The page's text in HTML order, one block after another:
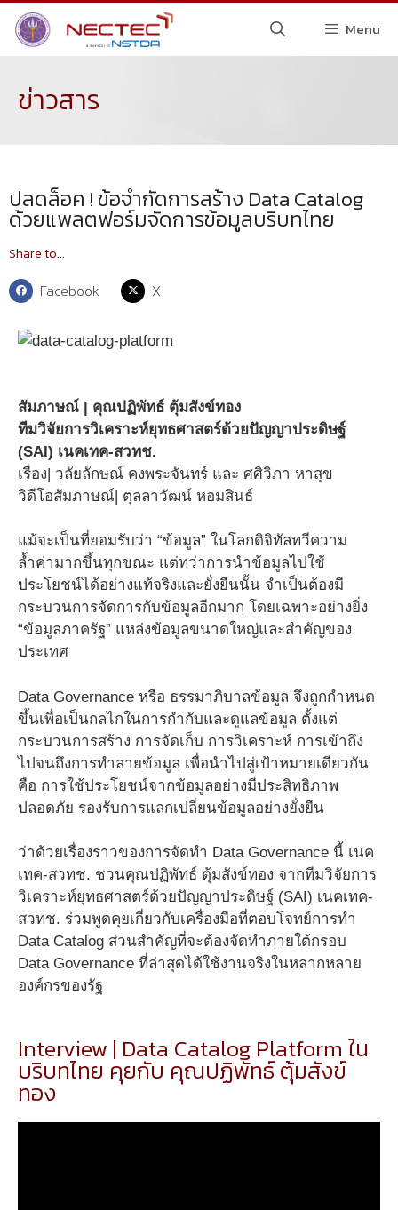
Menu
ข่าวสาร
ปลดล็อค ! ข้อจำกัดการสร้าง Data Catalog
ด้วยแพลตฟอร์มจัดการข้อมูลบริบทไทย
Share to...
Facebook X
สัมภาษณ์ | คุณปฏิพัทธ์ ตุ้มสังข์ทอง
ทีมวิจัยการวิเคราะห์ยุทธศาสตร์ด้วยปัญญาประดิษฐ์
(SAI) เนคเทค-สวทช.
เรื่อง| วลัยลักษณ์ คงพระจันทร์ และ ศศิวิภา หาสุข
วิดีโอสัมภาษณ์| ตุลลาวัฒน์ หอมสินธ์
แม้จะเป็นที่ยอมรับว่า “ข้อมูล” ในโลกดิจิทัลทวีความ
ล้ำค่ามากขึ้นทุกขณะ แต่ทว่าการนำข้อมูลไปใช้
ประโยชน์ได้อย่างแท้จริงและยั่งยืนนั้น จำเป็นต้องมี
กระบวนการจัดการกับข้อมูลอีกมาก โดยเฉพาะอย่างยิ่ง
“ข้อมูลภาครัฐ” แหล่งข้อมูลขนาดใหญ่และสำคัญของ
ประเทศ
Data Governance หรือ ธรรมาภิบาลข้อมูล จึงถูกกำหนด
ขึ้นเพื่อเป็นกลไกในการกำกับและดูแลข้อมูล ตั้งแต่
กระบวนการสร้าง การจัดเก็บ การวิเคราะห์ การเข้าถึง
ไปจนถึงการทำลายข้อมูล เพื่อนำไปสู่เป้าหมายเดียวกัน
คือ การใช้ประโยชน์จากข้อมูลอย่างมีประสิทธิภาพ
ปลอดภัย รองรับการแลกเปลี่ยนข้อมูลอย่างยั่งยืน
ว่าด้วยเรื่องราวของการจัดทำ Data Governance นี้ เนค
เทค-สวทช. ชวนคุณปฏิพัทธ์ ตุ้มสังข์ทอง จากทีมวิจัยการ
วิเคราะห์ยุทธศาสตร์ด้วยปัญญาประดิษฐ์ (SAI) เนคเทค-
สวทช. ร่วมพูดคุยเกี่ยวกับเครื่องมือที่ตอบโจทย์การทำ
Data Catalog ส่วนสำคัญที่จะต้องจัดทำภายใต้กรอบ
Data Governance ที่ล่าสุดได้ใช้งานจริงในหลากหลาย
องค์กรของรัฐ
Interview | Data Catalog Platform ใน
บริบทไทย คุยกับ คุณปฏิพัทธ์ ตุ้มสังข์
ทอง